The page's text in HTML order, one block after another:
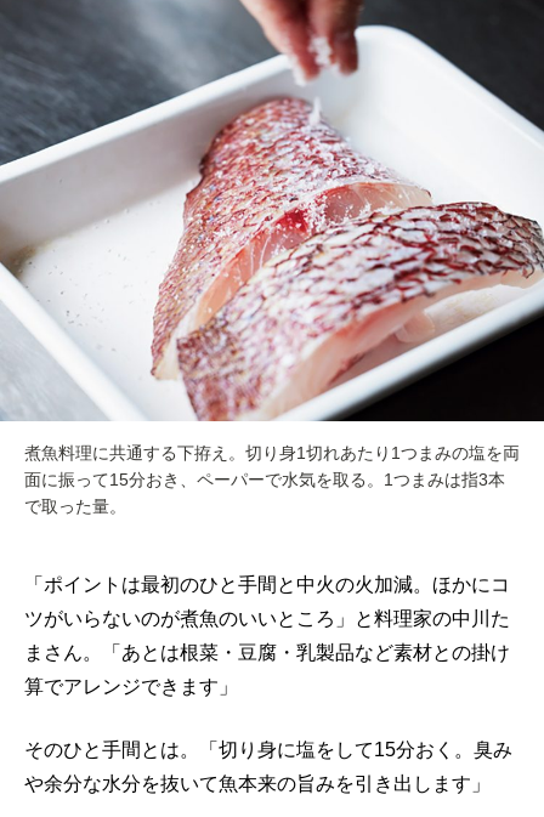
煮魚料理に共通する下拵え。切り身1切れあたり1つまみの塩を両
面に振って15分おき、ペーパーで水気を取る。1つまみは指3本
で取った量。
「ポイントは最初のひと手間と中火の火加減。ほかにコ
ツがいらないのが煮魚のいいところ」と料理家の中川た
まさん。「あとは根菜・豆腐・乳製品など素材との掛け
算でアレンジできます」
そのひと手間とは。「切り身に塩をして15分おく。臭み
や余分な水分を抜いて魚本来の旨みを引き出します」